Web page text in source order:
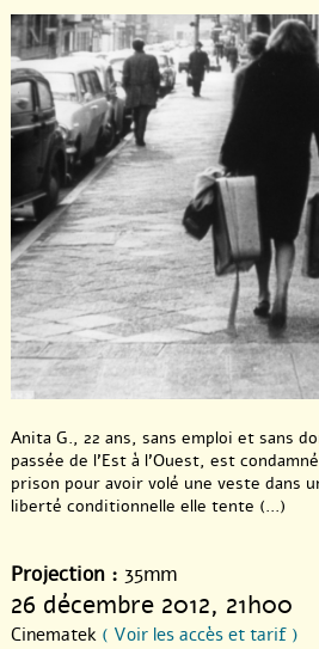
Anita G., 22 ans, sans emploi et sans
passée de l’Est à l’Ouest, est
prison pour avoir volé une veste dans
liberté conditionnelle elle tente (...)
Projection : 35mm
26 décembre 2012, 21h00
Cinematek ( Voir les accès et tarif )